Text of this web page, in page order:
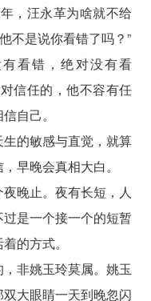
，汪永革为啥就不给
不是说你看错了吗？”
看错，绝对没有看
信任的，他不容有任
自己。
的敏感与直觉，就算
早晚会真相大白。
晚止。夜有长短，人
是一个接一个的短暂
的方式。
非姚玉玲莫属。姚玉
大眼睛一天到晚忽闪